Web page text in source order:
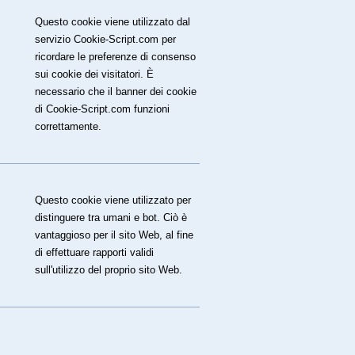
Questo cookie viene utilizzato dal
servizio Cookie-Script.com per
ricordare le preferenze di consenso
sui cookie dei visitatori. È
necessario che il banner dei cookie
di Cookie-Script.com funzioni
correttamente.
Questo cookie viene utilizzato per
distinguere tra umani e bot. Ciò è
vantaggioso per il sito Web, al fine
di effettuare rapporti validi
sull'utilizzo del proprio sito Web.